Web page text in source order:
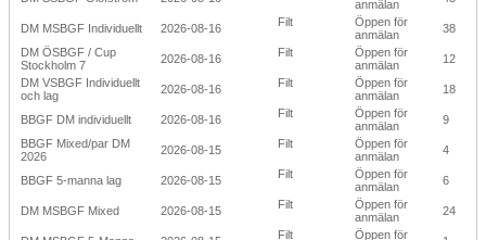
anmälan
DM MSBGF Individuellt 2026-08-16 Filt
Öppen för
anmälan
38
DM ÖSBGF / Cup
Stockholm 7
2026-08-16 Filt
Öppen för
anmälan
12
DM VSBGF Individuellt
och lag
2026-08-16 Filt
Öppen för
anmälan
18
BBGF DM individuellt 2026-08-16 Filt
Öppen för
anmälan
9
BBGF Mixed/par DM
2026
2026-08-15 Filt
Öppen för
anmälan
4
BBGF 5-manna lag 2026-08-15 Filt
Öppen för
anmälan
6
DM MSBGF Mixed 2026-08-15 Filt
Öppen för
anmälan
24
Filt Öppen för